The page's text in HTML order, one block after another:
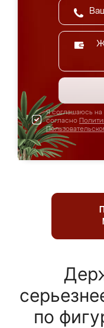
Я соглашаюсь на
согласно
по